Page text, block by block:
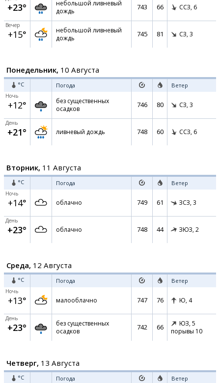
+23°
небольшой ливневый
дождь
743 66 ССЗ, 6
Вечер
+15°
небольшой ливневый
дождь
745 81 СЗ, 3
Понедельник, 10 Августа
°C Погода Ветер
Ночь
+12°
без существенных
осадков
746 80 СЗ, 3
День
+21° ливневый дождь 748 60 ССЗ, 6
Вторник, 11 Августа
°C Погода Ветер
Ночь
+14° облачно 749 61 ЗСЗ, 3
День
+23° облачно 748 44 ЗЮЗ, 2
Среда, 12 Августа
°C Погода Ветер
Ночь
+13° малооблачно 747 76 Ю, 4
День
+23°
без существенных
осадков
742 66 ЮЗ, 5
порывы 10
Четверг, 13 Августа
°C Погода Ветер